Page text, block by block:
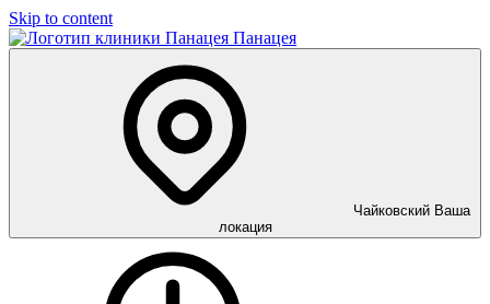
Skip to content
Панацея
Чайковский Ваша
локация